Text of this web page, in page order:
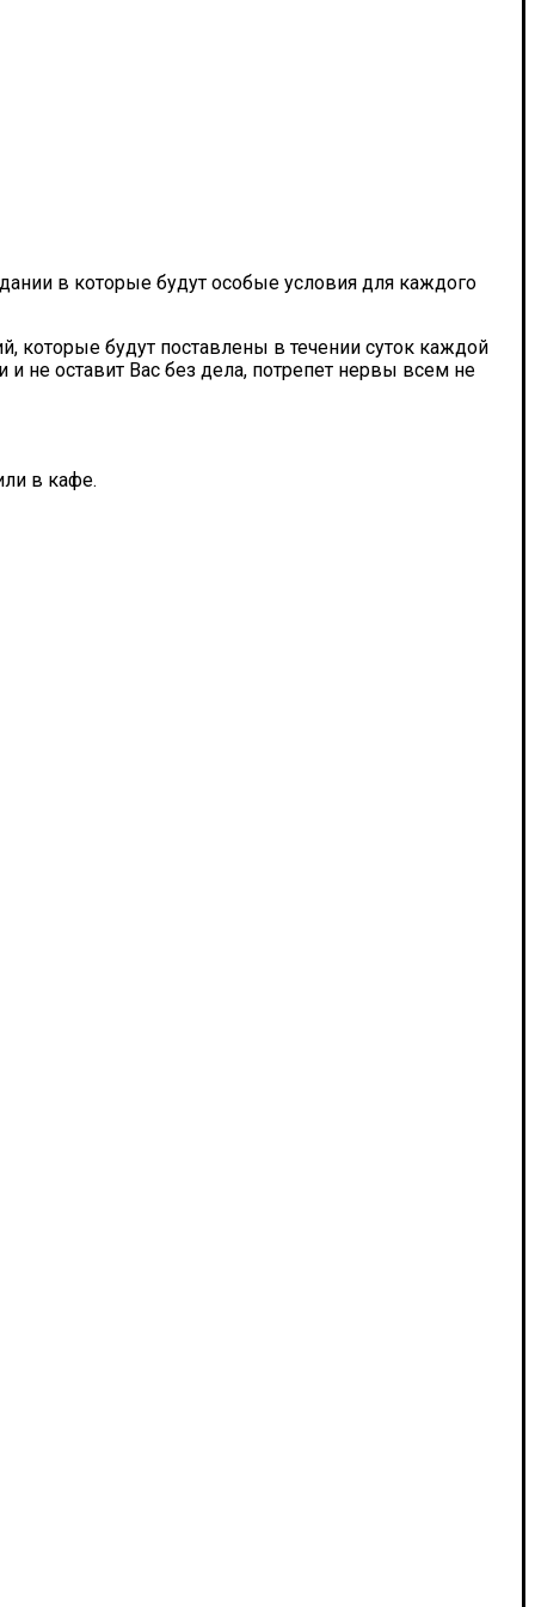
в которые будут особые условия для каждого
которые будут поставлены в течении суток каждой
не оставит Вас без дела, потрепет нервы всем не
в кафе.